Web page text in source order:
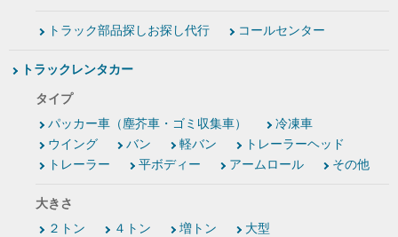
トラック部品探しお探し代行 コールセンター
トラックレンタカー
タイプ
パッカー車（塵芥車・ゴミ収集車）
冷凍車
ウイング
バン 軽バン
トレーラーヘッド
トレーラー
平ボディー アームロール その他
大きさ
２トン
４トン 増トン 大型